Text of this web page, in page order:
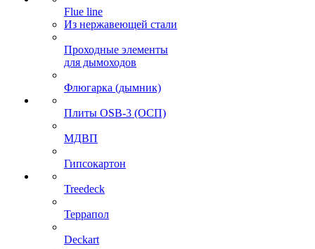
Flue line
Из нержавеющей стали
Проходные элементы
для дымоходов
Флюгарка (дымник)
Плиты OSB-3 (ОСП)
МДВП
Гипсокартон
Treedeck
Террапол
Deckart